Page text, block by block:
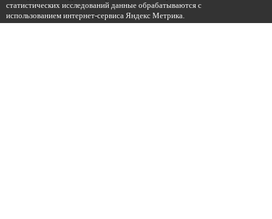
статистических исследований данные обрабатываются с
использованием интернет-сервиса Яндекс Метрика.